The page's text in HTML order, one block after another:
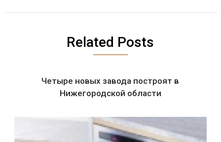
Related Posts
Четыре новых завода построят в
Нижегородской области